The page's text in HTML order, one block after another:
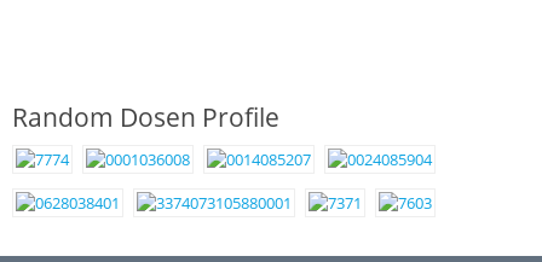
Random Dosen Profile